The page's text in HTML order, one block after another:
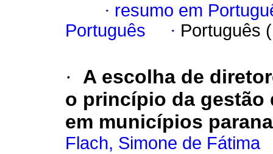
· resumo em
Português
· Português
·
A escolha de
o princípio da
em municípios
Flach, Simone de Fátima